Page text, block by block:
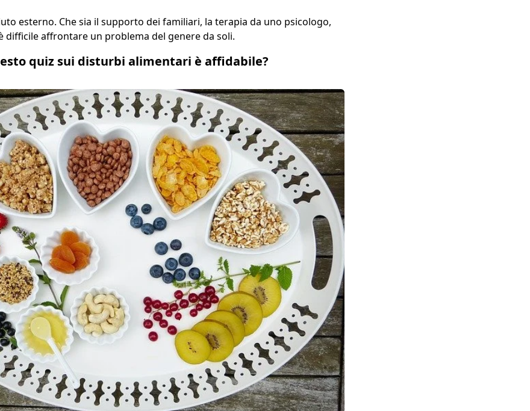
esterno. Che sia il supporto dei familiari, la terapia da uno psicologo,
difficile affrontare un problema del genere da soli.
quiz sui disturbi alimentari è affidabile?